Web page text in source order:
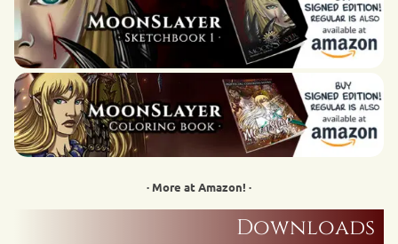
· More at Amazon! ·
Downloads